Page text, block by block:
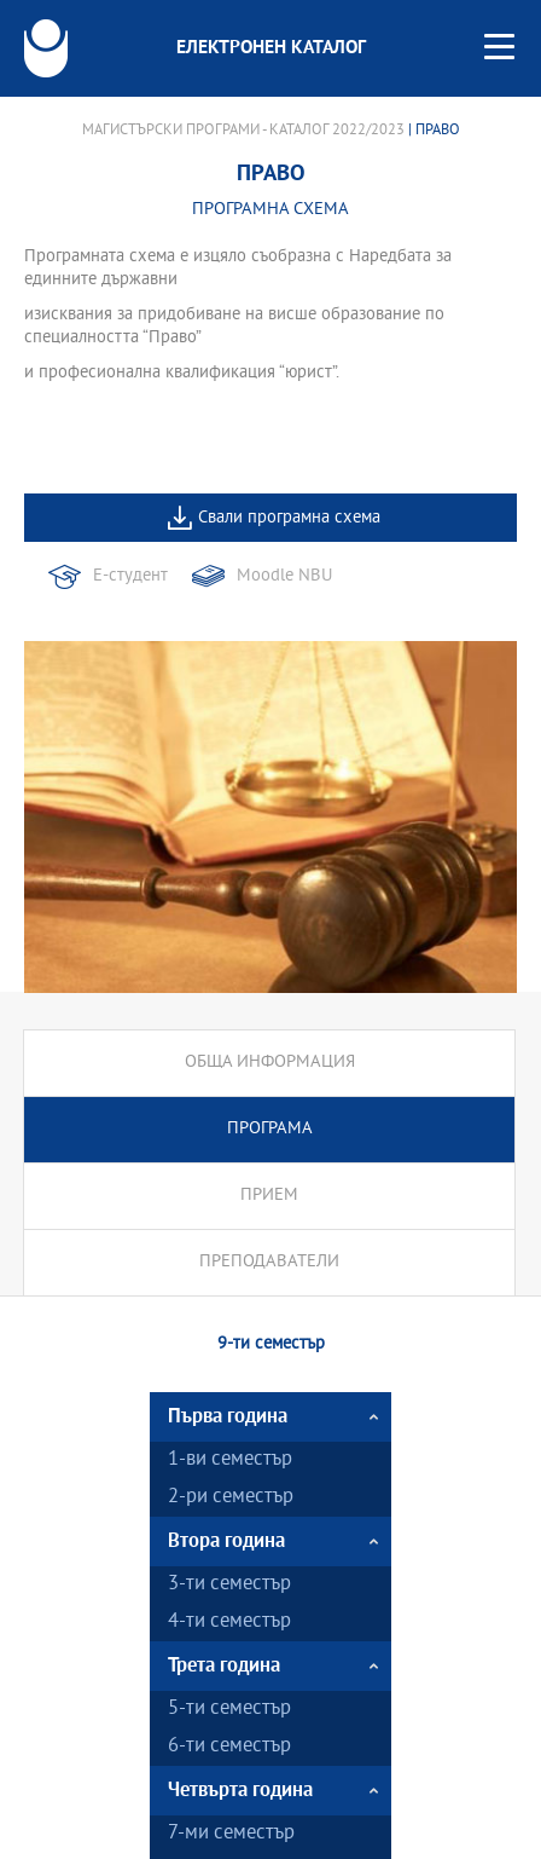
ЕЛЕКТРОНЕН КАТАЛОГ
МАГИСТЪРСКИ ПРОГРАМИ - КАТАЛОГ 2022/2023 | ПРАВО
ПРАВО
ПРОГРАМНА СХЕМА
Програмната схема е изцяло съобразна с Наредбата за
единните държавни
изисквания за придобиване на висше образование по
специалността “Право”
и професионална квалификация “юрист”.
Свали програмна схема
Е-студент Moodle NBU
ОБЩА ИНФОРМАЦИЯ
ПРОГРАМА
ПРИЕМ
ПРЕПОДАВАТЕЛИ
9-ти семестър
Първа година
1-ви семестър
2-ри семестър
Втора година
3-ти семестър
4-ти семестър
Трета година
5-ти семестър
6-ти семестър
Четвърта година
7-ми семестър